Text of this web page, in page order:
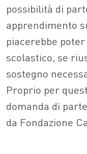
possibilità di
apprendimento
piacerebbe
scolastico, se
sostegno
Proprio per
domanda di
da Fondazione